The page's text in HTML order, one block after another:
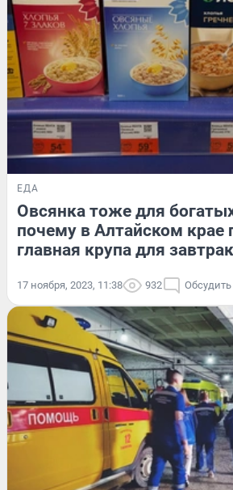
ЕДА
Овсянка тоже для
почему в Алтайском крае
главная крупа для
17 ноября, 2023, 11:38 932 Обсудить